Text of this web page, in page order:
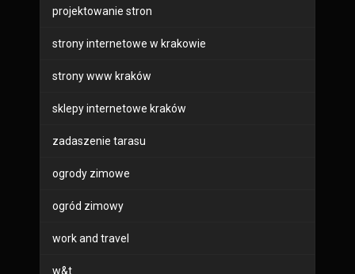
projektowanie stron
strony internetowe w krakowie
strony www kraków
sklepy internetowe kraków
zadaszenie tarasu
ogrody zimowe
ogród zimowy
work and travel
w&t